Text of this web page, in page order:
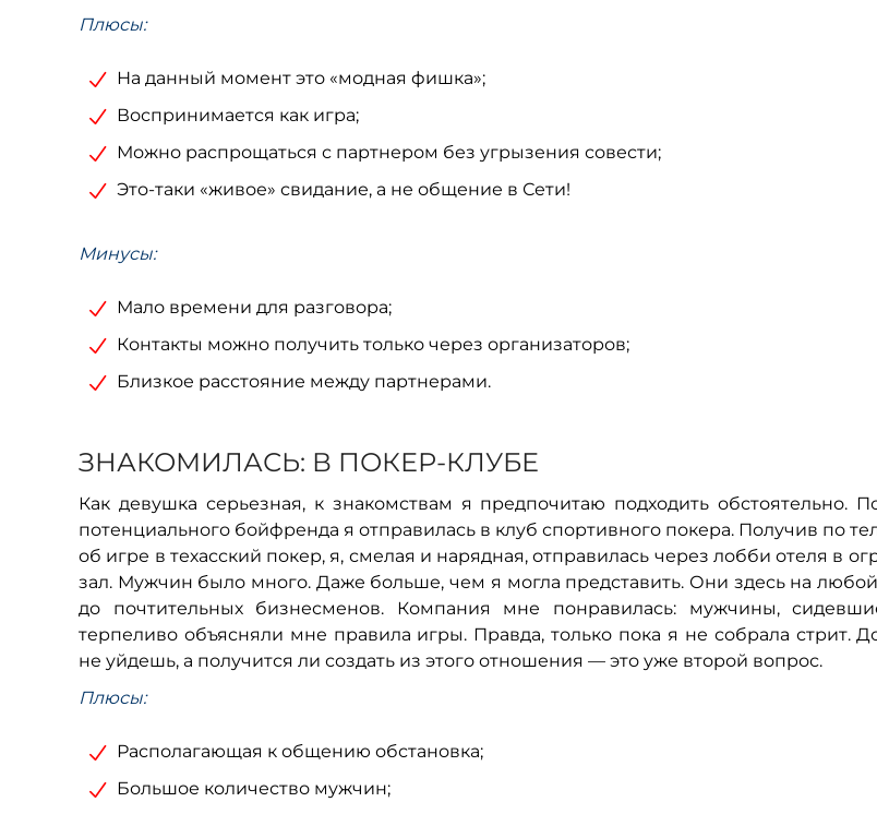
Плюсы:
На данный момент это «модная фишка»;
Воспринимается как игра;
Можно распрощаться с партнером без угрызения совести;
Это-таки «живое» свидание, а не общение в Сети!
Минусы:
Мало времени для разговора;
Контакты можно получить только через организаторов;
Близкое расстояние между партнерами.
ЗНАКОМИЛАСЬ: В ПОКЕР-КЛУБЕ
Как девушка серьезная, к знакомствам я предпочитаю подходить обстоятельно.
потенциального бойфренда я отправилась в клуб спортивного покера. Получив по
об игре в техасский покер, я, смелая и нарядная, отправилась через лобби отеля в
зал. Мужчин было много. Даже больше, чем я могла представить. Они здесь на любой
до почтительных бизнесменов. Компания мне понравилась: мужчины,
терпеливо объясняли мне правила игры. Правда, только пока я не собрала стрит.
не уйдешь, а получится ли создать из этого отношения — это уже второй вопрос.
Плюсы:
Располагающая к общению обстановка;
Большое количество мужчин;